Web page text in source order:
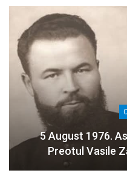
5 August 1976.
Preotul Vasile